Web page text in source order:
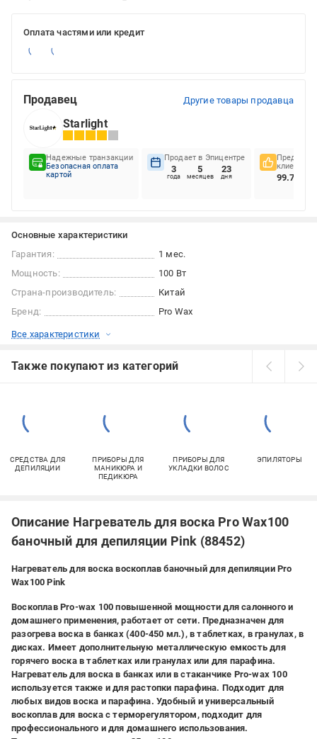
Оплата частями или кредит
Продавец Другие товары продавца
Starlight
Надежные транзакции
Безопасная оплата
картой
Продает в Эпицентре
3
года
5
месяцев
23
дня
клиентов
99.72%
Основные характеристики
Гарантия:
1 мес.
Мощность:
100 Вт
Страна-производитель:
Китай
Бренд:
Pro Wax
Все характеристики
Также покупают из категорий
СРЕДСТВА ДЛЯ
ДЕПИЛЯЦИИ
ПРИБОРЫ ДЛЯ
МАНИКЮРА И
ПЕДИКЮРА
ПРИБОРЫ ДЛЯ
УКЛАДКИ ВОЛОС
ЭПИЛЯТОРЫ
Описание Нагреватель для воска Pro Wax100
баночный для депиляции Pink (88452)
Нагреватель для воска воскоплав баночный для депиляции Pro
Wax100 Pink
Воскоплав Pro-wax 100 повышенной мощности для салонного и
домашнего применения, работает от сети. Предназначен для
разогрева воска в банках (400-450 мл.), в таблетках, в гранулах, в
дисках. Имеет дополнительную металлическую емкость для
горячего воска в таблетках или гранулах или для парафина.
Нагреватель для воска в банках или в стаканчике Pro-wax 100
используется также и для растопки парафина. Подходит для
любых видов воска и парафина. Удобный и универсальный
воскоплав для воска с терморегулятором, подходит для
профессионального и для домашнего использования.